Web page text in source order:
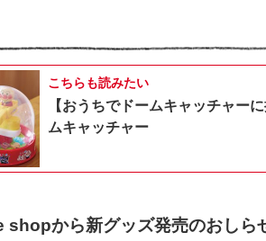
こちらも読みたい
【おうちでドームキャッチャー
ムキャッチャー
shopから新グッズ発売のおしら